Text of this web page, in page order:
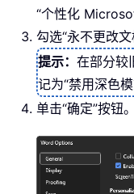
“个性化
勾选“永不更改文
提示： 在部分较
记为“禁用深色模
单击“确定”按钮。